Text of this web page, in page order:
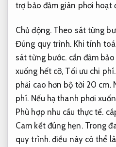
trợ bảo đảm giàn phơi hoạt
Chủ động. Theo sát từng
Đúng quy trình. Khi tính
sát từng bước. cần đảm
xuống hết cỡ, Tối ưu chi phí.
phải cao hơn bộ tời 20 cm.
phí. Nếu hạ thanh phơi
Phù hợp nhu cầu thực tế.
Cam kết đúng hẹn.Trong
quy trình. điều này có thể